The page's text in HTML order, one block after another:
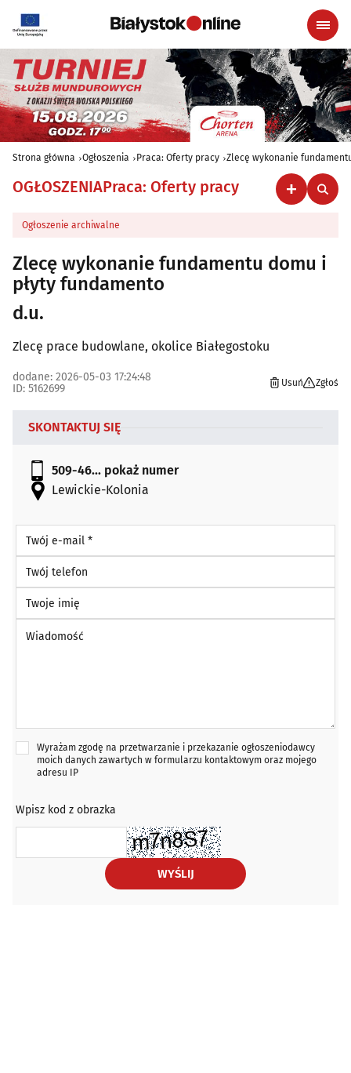
Strona główna Ogłoszenia Praca: Oferty pracy Zlecę wykonanie
OGŁOSZENIAPraca: Oferty pracy
Ogłoszenie archiwalne
Zlecę wykonanie fundamentu domu i
płyty fundamento
d.u.
Zlecę prace budowlane, okolice Białegostoku
dodane: 2026-05-03 17:24:48
ID: 5162699
Usuń Zgłoś
SKONTAKTUJ SIĘ
509-46... pokaż numer
Lewickie-Kolonia
Twój e-mail *
Twój telefon
Twoje imię
Wyrażam zgodę na przetwarzanie i przekazanie ogłoszeniodawcy
moich danych zawartych w formularzu kontaktowym oraz mojego
adresu IP
Wpisz kod z obrazka
WYŚLIJ